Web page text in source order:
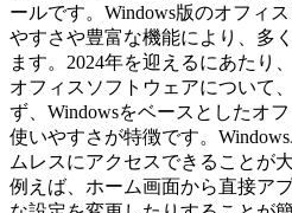
ールです。Windows版のオフィ
やすさや豊富な機能により、多
ます。2024年を迎えるにあたり
オフィスソフトウェアについて
ず、Windowsをベースとしたオ
使いやすさが特徴です。
ムレスにアクセスできることが
例えば、ホーム画面から直接ア